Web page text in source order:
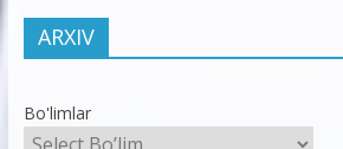
ARXIV
Bo'limlar